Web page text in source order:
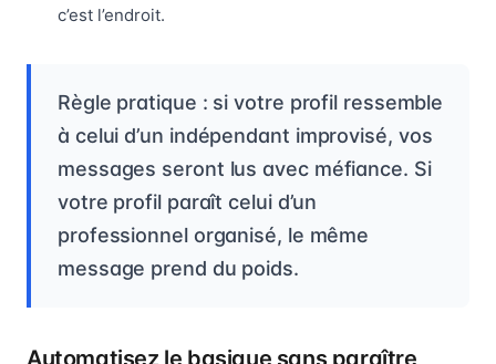
c’est l’endroit.
Règle pratique : si votre profil ressemble
à celui d’un indépendant improvisé, vos
messages seront lus avec méfiance. Si
votre profil paraît celui d’un
professionnel organisé, le même
message prend du poids.
Automatisez le basique sans paraître